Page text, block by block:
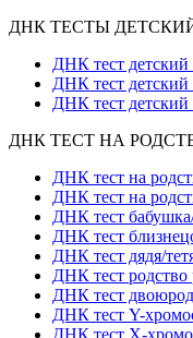
ДНК ТЕСТЫ
ДНК тест
ДНК тест детский
ДНК тест
ДНК ТЕСТ НА
ДНК тест на
ДНК тест на
ДНК тест
ДНК тест
ДНК тест дядя/
ДНК тест
ДНК тест
ДНК тест Y-
ДНК тест X-